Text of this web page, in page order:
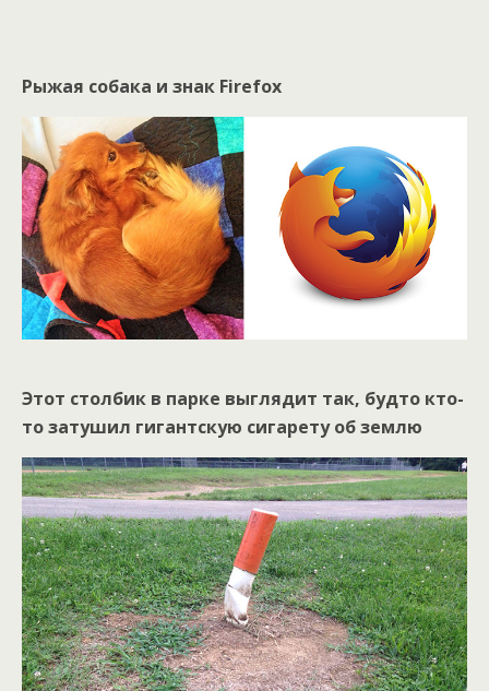
Рыжая собака и знак Firefox
Этот столбик в парке выглядит так, будто кто-
то затушил гигантскую сигарету об землю